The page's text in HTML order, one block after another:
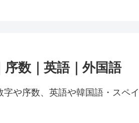
数｜英語｜外国語
や序数、英語や韓国語・スペ